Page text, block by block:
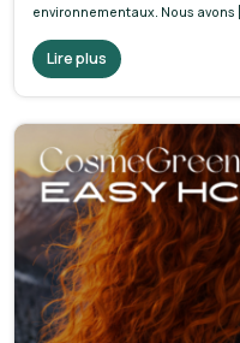
environnementaux. Nous avons
Lire plus